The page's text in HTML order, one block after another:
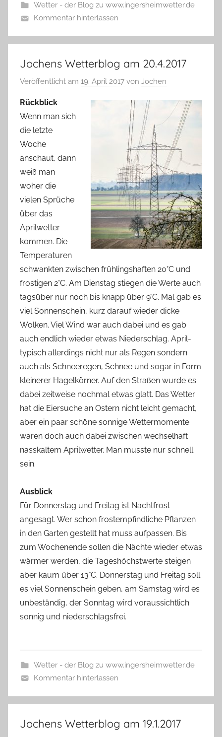
Wetter - der Blog zu www.ingersheimwetter.de
Kommentar hinterlassen
Jochens Wetterblog am 20.4.2017
Veröffentlicht am 19. April 2017 von Jochen
Rückblick
Wenn man sich
die letzte
Woche
anschaut, dann
weiß man
woher die
vielen Sprüche
über das
Aprilwetter
kommen. Die
Temperaturen
schwankten zwischen frühlingshaften 20°C und
frostigen 2°C. Am Dienstag stiegen die Werte auch
tagsüber nur noch bis knapp über 9°C. Mal gab es
viel Sonnenschein, kurz darauf wieder dicke
Wolken. Viel Wind war auch dabei und es gab
auch endlich wieder etwas Niederschlag. April-
typisch allerdings nicht nur als Regen sondern
auch als Schneeregen, Schnee und sogar in Form
kleinerer Hagelkörner. Auf den Straßen wurde es
dabei zeitweise nochmal etwas glatt. Das Wetter
hat die Eiersuche an Ostern nicht leicht gemacht,
aber ein paar schöne sonnige Wettermomente
waren doch auch dabei zwischen wechselhaft
nasskaltem Aprilwetter. Man musste nur schnell
sein.
Ausblick
Für Donnerstag und Freitag ist Nachtfrost
angesagt. Wer schon frostempfindliche Pflanzen
in den Garten gestellt hat muss aufpassen. Bis
zum Wochenende sollen die Nächte wieder etwas
wärmer werden, die Tageshöchstwerte steigen
aber kaum über 13°C. Donnerstag und Freitag soll
es viel Sonnenschein geben, am Samstag wird es
unbeständig, der Sonntag wird voraussichtlich
sonnig und niederschlagsfrei.
Wetter - der Blog zu www.ingersheimwetter.de
Kommentar hinterlassen
Jochens Wetterblog am 19.1.2017